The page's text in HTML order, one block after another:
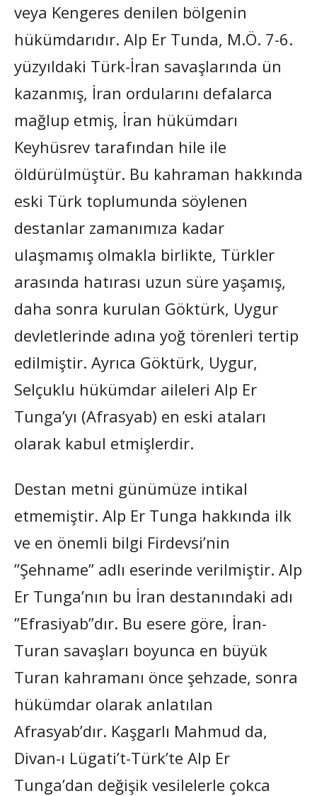
veya Kengeres denilen bölgenin
hükümdarıdır. Alp Er Tunda, M.Ö. 7-6.
yüzyıldaki Türk-İran savaşlarında ün
kazanmış, İran ordularını defalarca
mağlup etmiş, İran hükümdarı
Keyhüsrev tarafından hile ile
öldürülmüştür. Bu kahraman hakkında
eski Türk toplumunda söylenen
destanlar zamanımıza kadar
ulaşmamış olmakla birlikte, Türkler
arasında hatırası uzun süre yaşamış,
daha sonra kurulan Göktürk, Uygur
devletlerinde adına yoğ törenleri tertip
edilmiştir. Ayrıca Göktürk, Uygur,
Selçuklu hükümdar aileleri Alp Er
Tunga’yı (Afrasyab) en eski ataları
olarak kabul etmişlerdir.
Destan metni günümüze intikal
etmemiştir. Alp Er Tunga hakkında ilk
ve en önemli bilgi Firdevsi’nin
”Şehname” adlı eserinde verilmiştir. Alp
Er Tunga’nın bu İran destanındaki adı
”Efrasiyab”dır. Bu esere göre, İran-
Turan savaşları boyunca en büyük
Turan kahramanı önce şehzade, sonra
hükümdar olarak anlatılan
Afrasyab’dır. Kaşgarlı Mahmud da,
Divan-ı Lügati’t-Türk’te Alp Er
Tunga’dan değişik vesilelerle çokca